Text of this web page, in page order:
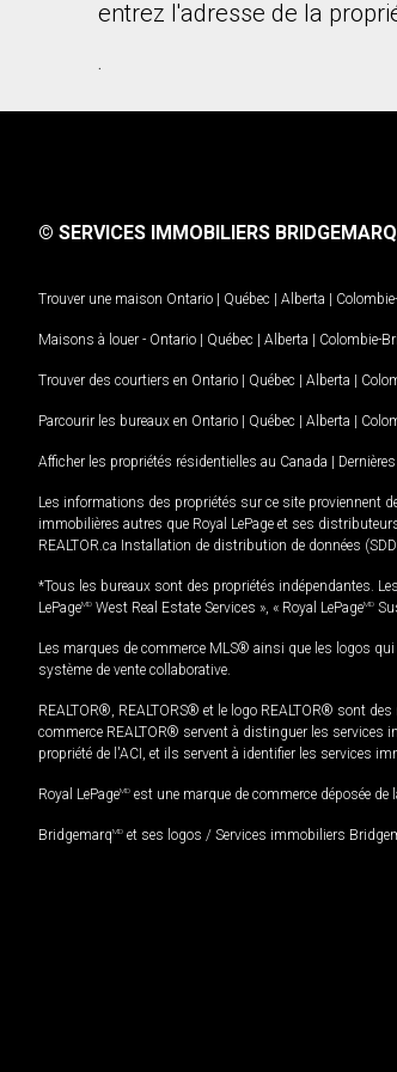
entrez l'adresse de la
.
© SERVICES IMMOBILIERS BRIDGEMARQ
Trouver une maison Ontario | Québec | Alberta |
Maisons à louer - Ontario | Québec | Alberta | Colombie-
Trouver des courtiers en Ontario | Québec | Alberta |
Parcourir les bureaux en Ontario | Québec | Alberta |
Afficher les propriétés résidentielles au Canada |
Les informations des propriétés sur ce site proviennent
immobilières autres que Royal LePage et ses
REALTOR.ca Installation de distribution de données
*Tous les bureaux sont des propriétés indépendantes.
LePageMD West Real Estate Services », « Royal LePageMD
Les marques de commerce MLS® ainsi que les logos
système de vente collaborative.
REALTOR®, REALTORS® et le logo REALTOR® sont
commerce REALTOR® servent à distinguer les
propriété de l'ACI, et ils servent à identifier les services
Royal LePageMD est une marque de commerce déposée
BridgemarqMD et ses logos / Services immobiliers